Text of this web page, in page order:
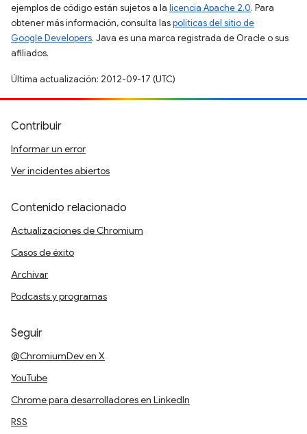
ejemplos de código están sujetos a la licencia Apache 2.0. Para
obtener más información, consulta laspolíticas del sitio de
Google Developers. Java es una marca registrada de Oracle o sus
afiliados.
Última actualización: 2012-09-17 (UTC)
Contribuir
Informar un error
Ver incidentes abiertos
Contenido relacionado
Actualizaciones de Chromium
Casos de éxito
Archivar
Podcasts y programas
Seguir
@ChromiumDev en X
YouTube
Chrome para desarrolladores en LinkedIn
RSS